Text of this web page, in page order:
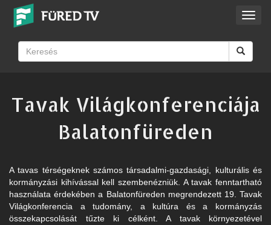
Tavak Világkonferenciája
Balatonfüreden
A tavas térségeknek számos társadalmi-gazdasági, kulturális és
kormányzási kihívással kell szembenézniük. A tavak fenntartható
használata érdekében a Balatonfüreden megrendezett 19. Tavak
Világkonferencia a tudomány, a kultúra és a kormányzás
összekapcsolását tűzte ki célként. A tavak környezetével